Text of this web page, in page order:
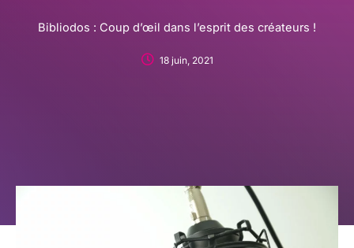
Bibliodos : Coup d’œil dans l’esprit des créateurs !
18 juin, 2021